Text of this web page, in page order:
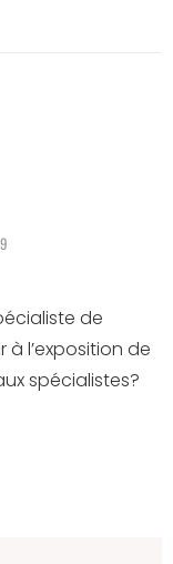
de
l’exposition de
spécialistes?